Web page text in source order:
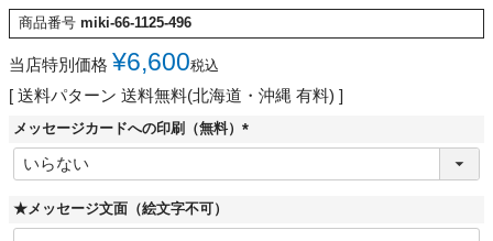
商品番号 miki-66-1125-496
当店特別価格 ¥6,600税込
送料パターン 送料無料(北海道・沖縄 有料)
メッセージカードへの印刷（無料）
(
須
★メッセージ文面（絵文字不可）